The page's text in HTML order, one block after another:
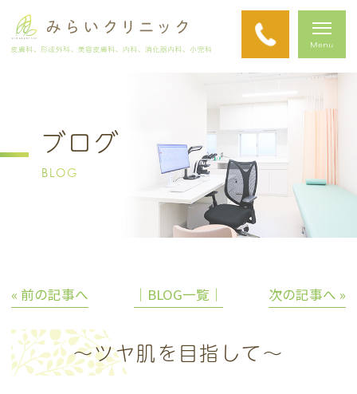
ブログ
BLOG
« 前の記事へ │BLOG一覧│ 次の記事へ »
～ツヤ肌を目指して～